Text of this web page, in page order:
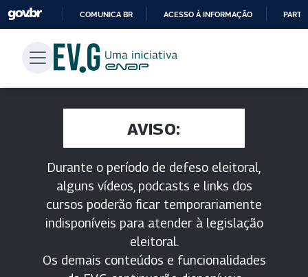
PARA
CONTEÚDO
COMUNICA BR ACESSO À INFORMAÇÃO
AVISO:
Durante o período de defeso eleitoral,
alguns vídeos, podcasts e links dos
cursos poderão ficar temporariamente
indisponíveis para atender à legislação
eleitoral.
Os demais conteúdos e funcionalidades